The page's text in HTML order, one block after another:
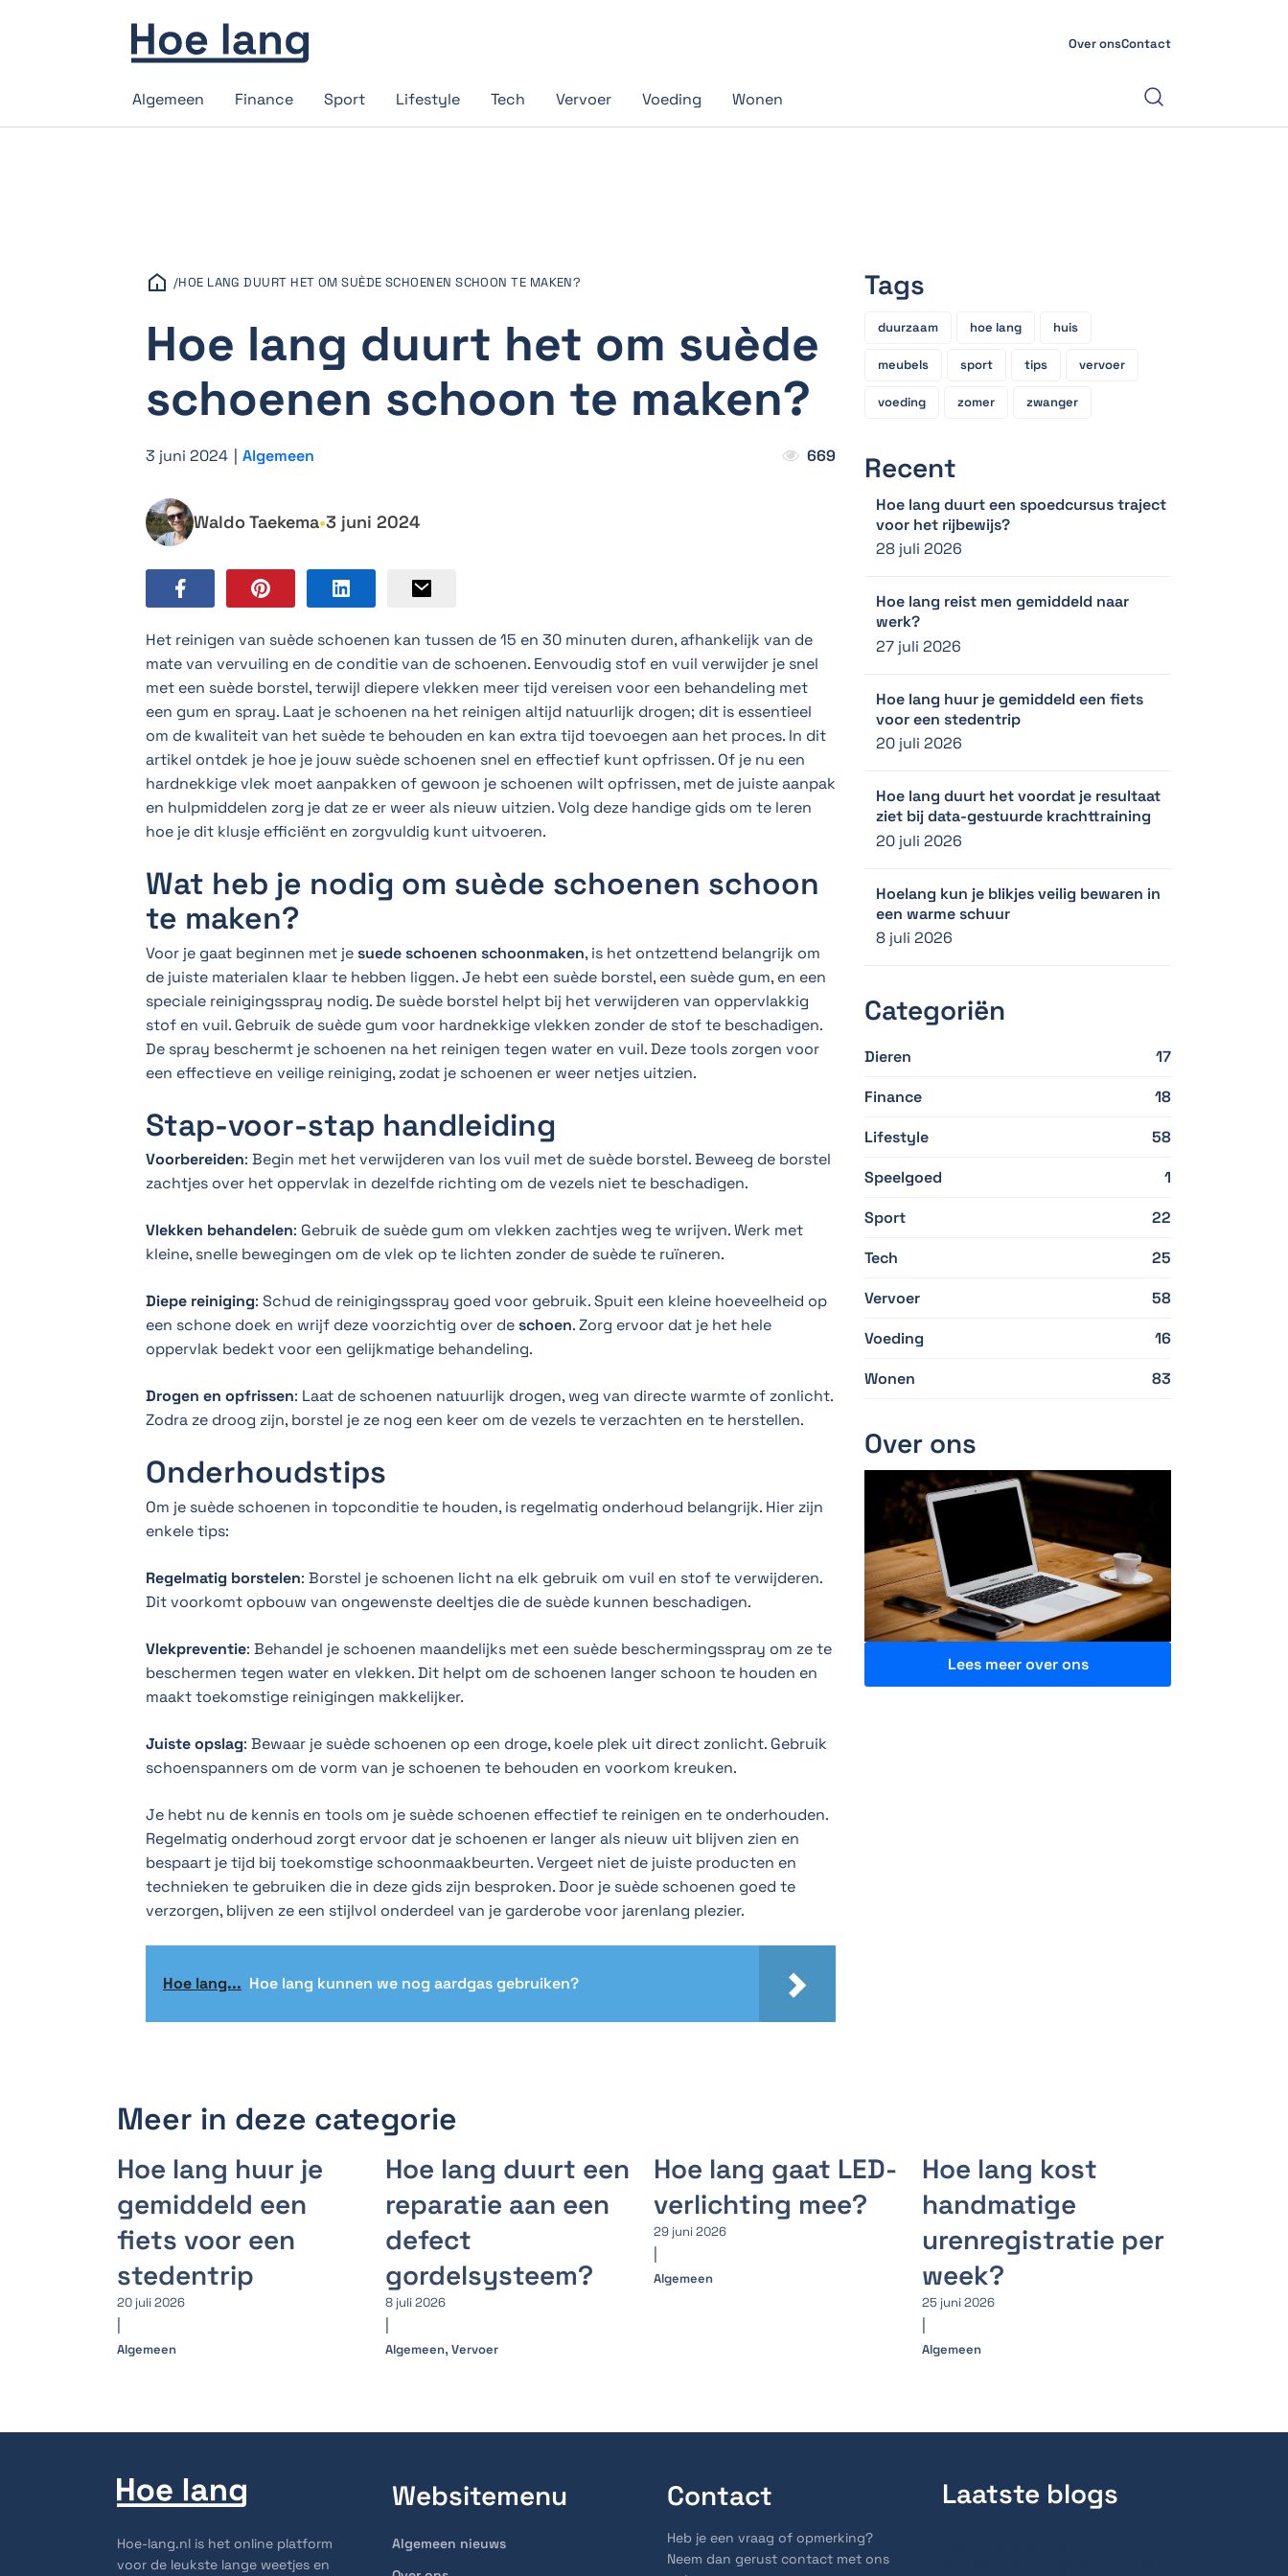
Over onsContact
Algemeen Finance Sport Lifestyle Tech Vervoer Voeding Wonen
/HOE LANG DUURT HET OM SUÈDE SCHOENEN SCHOON TE MAKEN?
Hoe lang duurt het om suède
schoenen schoon te maken?
3 juni 2024 | Algemeen 669
Waldo Taekema•3 juni 2024
Het reinigen van suède schoenen kan tussen de 15 en 30 minuten duren, afhankelijk van de
mate van vervuiling en de conditie van de schoenen. Eenvoudig stof en vuil verwijder je snel
met een suède borstel, terwijl diepere vlekken meer tijd vereisen voor een behandeling met
een gum en spray. Laat je schoenen na het reinigen altijd natuurlijk drogen; dit is essentieel
om de kwaliteit van het suède te behouden en kan extra tijd toevoegen aan het proces. In dit
artikel ontdek je hoe je jouw suède schoenen snel en effectief kunt opfrissen. Of je nu een
hardnekkige vlek moet aanpakken of gewoon je schoenen wilt opfrissen, met de juiste aanpak
en hulpmiddelen zorg je dat ze er weer als nieuw uitzien. Volg deze handige gids om te leren
hoe je dit klusje efficiënt en zorgvuldig kunt uitvoeren.
Wat heb je nodig om suède schoenen schoon
te maken?
Voor je gaat beginnen met je suede schoenen schoonmaken, is het ontzettend belangrijk om
de juiste materialen klaar te hebben liggen. Je hebt een suède borstel, een suède gum, en een
speciale reinigingsspray nodig. De suède borstel helpt bij het verwijderen van oppervlakkig
stof en vuil. Gebruik de suède gum voor hardnekkige vlekken zonder de stof te beschadigen.
De spray beschermt je schoenen na het reinigen tegen water en vuil. Deze tools zorgen voor
een effectieve en veilige reiniging, zodat je schoenen er weer netjes uitzien.
Stap-voor-stap handleiding
Voorbereiden: Begin met het verwijderen van los vuil met de suède borstel. Beweeg de borstel
zachtjes over het oppervlak in dezelfde richting om de vezels niet te beschadigen.
Vlekken behandelen: Gebruik de suède gum om vlekken zachtjes weg te wrijven. Werk met
kleine, snelle bewegingen om de vlek op te lichten zonder de suède te ruïneren.
Diepe reiniging: Schud de reinigingsspray goed voor gebruik. Spuit een kleine hoeveelheid op
een schone doek en wrijf deze voorzichtig over de schoen. Zorg ervoor dat je het hele
oppervlak bedekt voor een gelijkmatige behandeling.
Drogen en opfrissen: Laat de schoenen natuurlijk drogen, weg van directe warmte of zonlicht.
Zodra ze droog zijn, borstel je ze nog een keer om de vezels te verzachten en te herstellen.
Onderhoudstips
Om je suède schoenen in topconditie te houden, is regelmatig onderhoud belangrijk. Hier zijn
enkele tips:
Regelmatig borstelen: Borstel je schoenen licht na elk gebruik om vuil en stof te verwijderen.
Dit voorkomt opbouw van ongewenste deeltjes die de suède kunnen beschadigen.
Vlekpreventie: Behandel je schoenen maandelijks met een suède beschermingsspray om ze te
beschermen tegen water en vlekken. Dit helpt om de schoenen langer schoon te houden en
maakt toekomstige reinigingen makkelijker.
Juiste opslag: Bewaar je suède schoenen op een droge, koele plek uit direct zonlicht. Gebruik
schoenspanners om de vorm van je schoenen te behouden en voorkom kreuken.
Je hebt nu de kennis en tools om je suède schoenen effectief te reinigen en te onderhouden.
Regelmatig onderhoud zorgt ervoor dat je schoenen er langer als nieuw uit blijven zien en
bespaart je tijd bij toekomstige schoonmaakbeurten. Vergeet niet de juiste producten en
technieken te gebruiken die in deze gids zijn besproken. Door je suède schoenen goed te
verzorgen, blijven ze een stijlvol onderdeel van je garderobe voor jarenlang plezier.
Hoe lang... Hoe lang kunnen we nog aardgas gebruiken?
Tags
duurzaam hoe lang huis
meubels sport tips vervoer
voeding zomer zwanger
Recent
Hoe lang duurt een spoedcursus traject
voor het rijbewijs?
28 juli 2026
Hoe lang reist men gemiddeld naar
werk?
27 juli 2026
Hoe lang huur je gemiddeld een fiets
voor een stedentrip
20 juli 2026
Hoe lang duurt het voordat je resultaat
ziet bij data-gestuurde krachttraining
20 juli 2026
Hoelang kun je blikjes veilig bewaren in
een warme schuur
8 juli 2026
Categoriën
Dieren
17
Finance
18
Lifestyle
58
Speelgoed
1
Sport
22
Tech
25
Vervoer
58
Voeding
16
Wonen
83
Over ons
Lees meer over ons
Meer in deze categorie
Hoe lang huur je
gemiddeld een
fiets voor een
stedentrip
20 juli 2026
Algemeen
Hoe lang duurt een
reparatie aan een
defect
gordelsysteem?
8 juli 2026
Algemeen, Vervoer
Hoe lang gaat LED-
verlichting mee?
29 juni 2026
Algemeen
Hoe lang kost
handmatige
urenregistratie per
week?
25 juni 2026
Algemeen
Hoe-lang.nl is het online platform
voor de leukste lange weetjes en
Websitemenu
Algemeen nieuws
Contact
Heb je een vraag of opmerking?
Neem dan gerust contact met ons
Laatste blogs